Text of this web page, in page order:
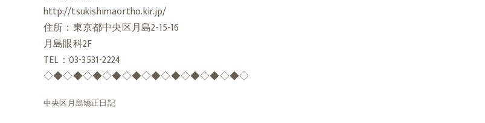
http://tsukishimaortho.kir.jp/
住所：東京都中央区月島2-15-16
月島眼科2F
TEL：03-3531-2224
◇◆◇◆◇◆◇◆◇◆◇◆◇◆◇◆◇◆◇◆◇
中央区月島矯正日記